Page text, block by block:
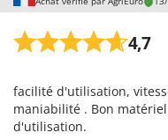
4,7
Prestations
Facilité d'utilisation
facilité d'utilisation,
maniabilité . Bon
d'utilisation.